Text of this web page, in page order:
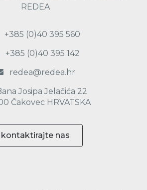
REDEA
+385 (0)40 395 560
+385 (0)40 395 142
redea@redea.hr
Josipa Jelačića 22
Čakovec HRVATSKA
kontaktirajte nas